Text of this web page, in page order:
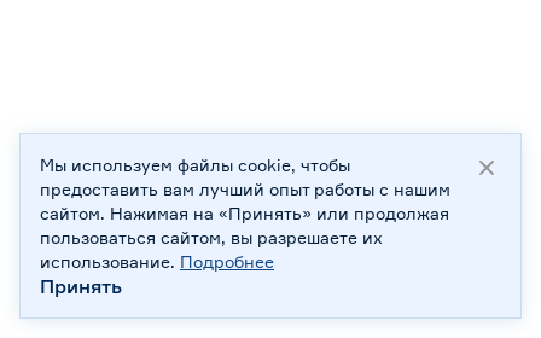
Мы используем файлы cookie, чтобы
предоставить вам лучший опыт работы с нашим
сайтом. Нажимая на «Принять» или продолжая
пользоваться сайтом, вы разрешаете их
использование. Подробнее
Принять